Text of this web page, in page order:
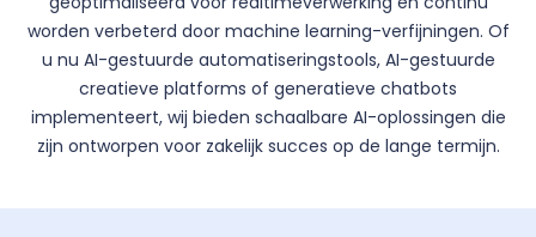
worden verbeterd door machine learning-verfijningen. Of
u nu AI-gestuurde automatiseringstools, AI-gestuurde
creatieve platforms of generatieve chatbots
implementeert, wij bieden schaalbare AI-oplossingen die
zijn ontworpen voor zakelijk succes op de lange termijn.